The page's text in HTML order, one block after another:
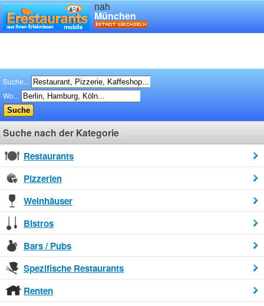
nah
München
Suche...
Wo...
Suche nach der Kategorie
Restaurants
Pizzerien
Weinhäuser
Bistros
Bars / Pubs
Spezifische Restaurants
Renten